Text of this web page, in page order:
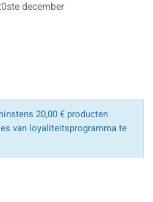
december
20,00 € producten
van loyaliteitsprogramma te